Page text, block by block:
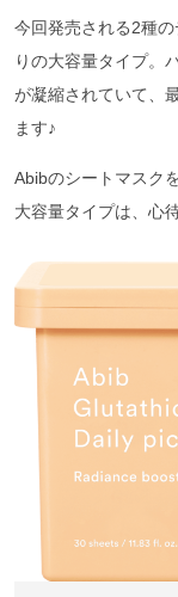
今回発売される2種
りの大容量タイプ。
が凝縮されていて、
ます♪
Abibのシートマスク
大容量タイプは、心